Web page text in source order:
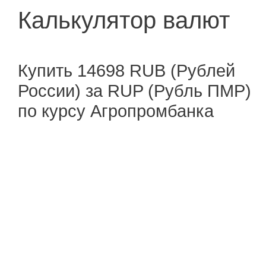
Калькулятор валют
Купить 14698 RUB (Рублей
России) за RUP (Рубль ПМР)
по курсу Агропромбанка